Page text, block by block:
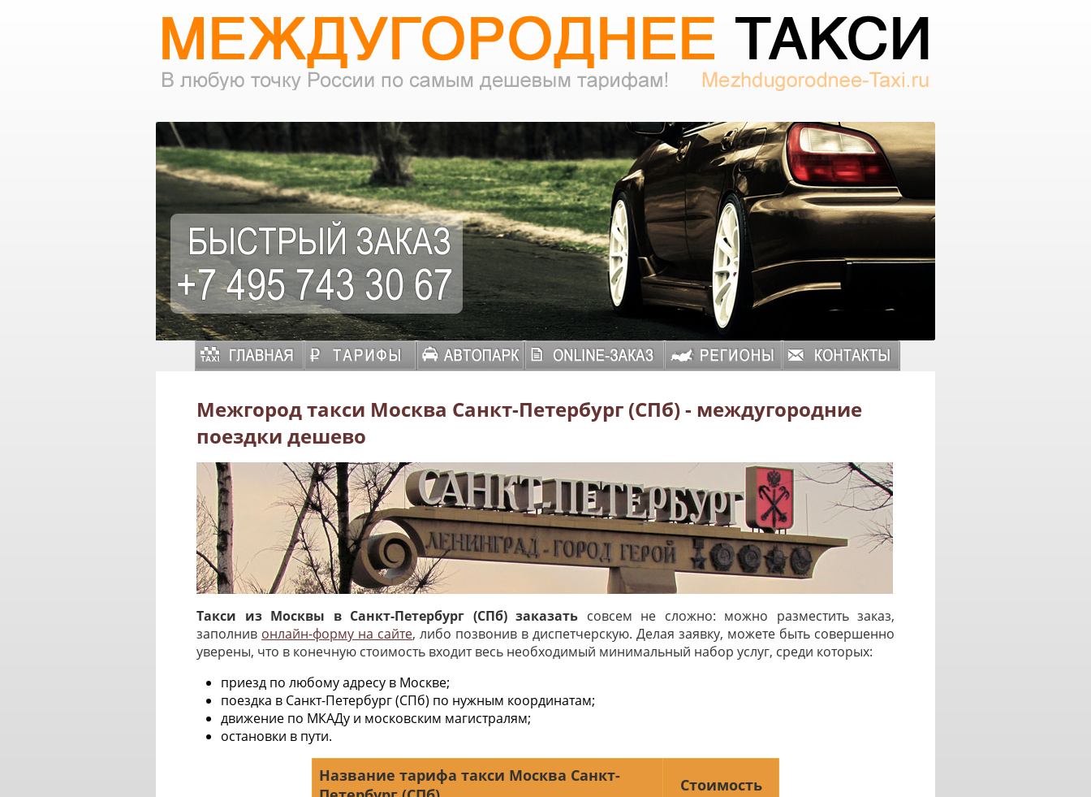
Межгород такси Москва Санкт-Петербург (СПб) - междугородние
поездки дешево
Такси из Москвы в Санкт-Петербург (СПб) заказать совсем не сложно: можно разместить заказ,
заполнив онлайн-форму на сайте, либо позвонив в диспетчерскую. Делая заявку, можете быть совершенно
уверены, что в конечную стоимость входит весь необходимый минимальный набор услуг, среди которых:
приезд по любому адресу в Москве;
поездка в Санкт-Петербург (СПб) по нужным координатам;
движение по МКАДу и московским магистралям;
остановки в пути.
Название тарифа такси Москва Санкт-
Стоимость